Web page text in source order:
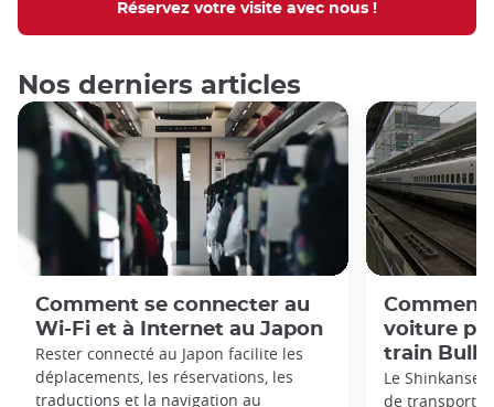
Réservez votre visite avec nous !
Nos derniers articles
Comment se connecter au
Wi-Fi et à Internet au Japon
Rester connecté au Japon facilite les
déplacements, les réservations, les
traductions et la navigation au
Comment
voiture
train
Le
de transport